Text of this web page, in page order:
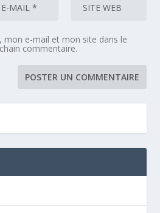
mon e-mail et mon site dans le
commentaire.